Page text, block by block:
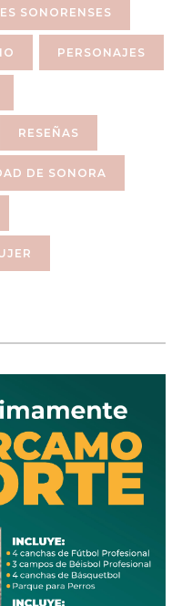
SONORENSES
PERSONAJES
RESEÑAS
DE SONORA